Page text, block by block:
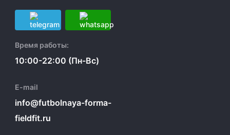
Время работы:
10:00-22:00 (Пн-Вс)
E-mail
info@futbolnaya-forma-
fieldfit.ru